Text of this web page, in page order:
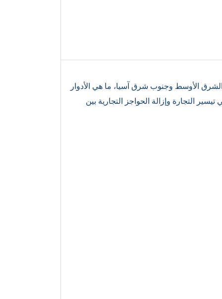
منطقة الشرق الأوسط وجنوب شرق آسيا، ما هي الأدوار
التجارة وإزالة الحواجز التجارية بين